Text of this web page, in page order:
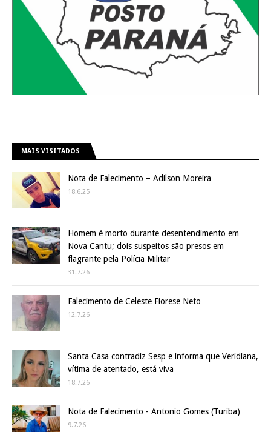
MAIS VISITADOS
Nota de Falecimento – Adilson Moreira
18.6.25
Homem é morto durante desentendimento em
Nova Cantu; dois suspeitos são presos em
flagrante pela Polícia Militar
31.7.26
Falecimento de Celeste Fiorese Neto
12.7.26
Santa Casa contradiz Sesp e informa que Veridiana,
vítima de atentado, está viva
18.7.26
Nota de Falecimento - Antonio Gomes (Turiba)
9.7.26